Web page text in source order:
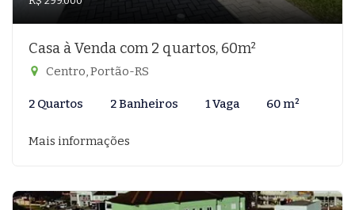
Casa à Venda com 2 quartos, 60m²
Centro, Portão-RS
2 Quartos 2 Banheiros 1 Vaga 60 m²
Mais informações